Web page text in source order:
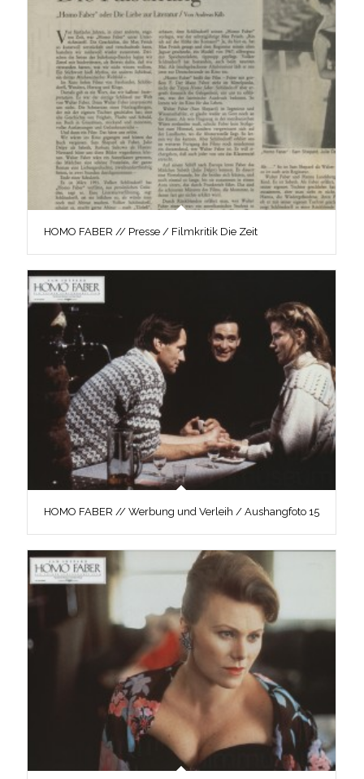
HOMO FABER // Presse / Filmkritik Die Zeit
HOMO FABER // Werbung und Verleih / Aushangfoto 15